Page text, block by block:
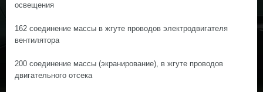
освещения
162 соединение массы в жгуте проводов электродвигателя
вентилятора
200 соединение массы (экранирование), в жгуте проводов
двигательного отсека